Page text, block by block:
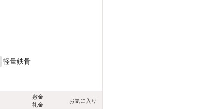
軽量鉄骨
敷金
礼金
お気に入り